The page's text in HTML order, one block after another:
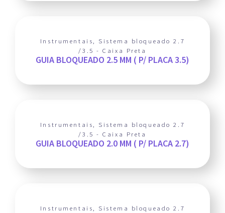
Instrumentais, Sistema bloqueado 2.7
/3.5 - Caixa Preta
GUIA BLOQUEADO 2.5 MM ( P/ PLACA 3.5)
Instrumentais, Sistema bloqueado 2.7
/3.5 - Caixa Preta
GUIA BLOQUEADO 2.0 MM ( P/ PLACA 2.7)
Instrumentais, Sistema bloqueado 2.7